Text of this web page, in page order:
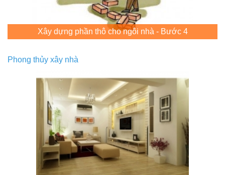
Xây dựng phần thô cho ngôi nhà - Bước 4
Phong thủy xây nhà